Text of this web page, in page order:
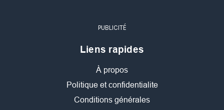
PUBLICITÉ
Liens rapides
À propos
Politique et confidentialite
Conditions générales